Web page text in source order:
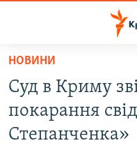
Перейти
основного
матеріалу
Перейти
до
ВОДА.КРИМ
ВІДЕО ТА ФОТО
НОВИНИ
Суд в Криму
покарання
Степанченка»